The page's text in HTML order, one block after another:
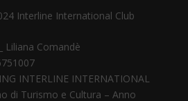
Interline International Club
Liliana Comandè
INTERLINE INTERNATIONAL
di Turismo e Cultura – Anno